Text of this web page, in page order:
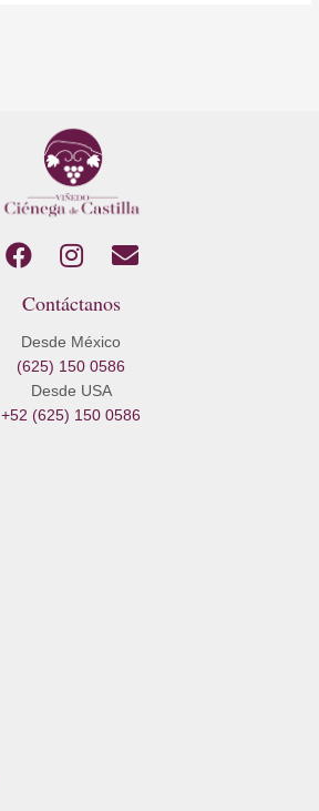
F
c
e
b
o
I
s
t
a
g
r
E
l
p
Contáctanos
Desde México
(625) 150 0586
Desde USA
+52 (625) 150 0586